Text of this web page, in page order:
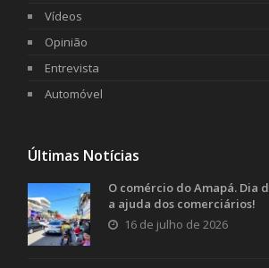
Vídeos
Opinião
Entrevista
Automóvel
Últimas Notícias
O comércio do Amapá. Dia
a ajuda dos comerciários!
16 de julho de 2026